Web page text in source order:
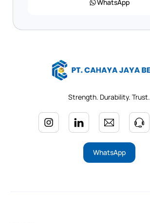
WhatsApp
Strength. Durability. Trust.
WhatsApp